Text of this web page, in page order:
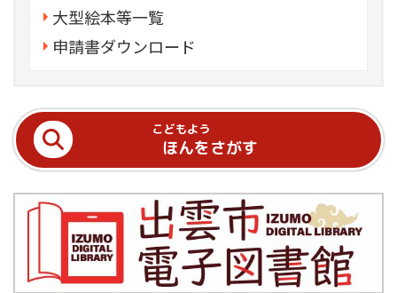
大型絵本等一覧
申請書ダウンロード
こどもよう
ほんをさがす